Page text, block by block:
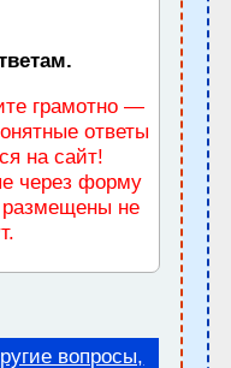
грамотно —
ответы
на сайт!
через форму
размещены не
вопросы,